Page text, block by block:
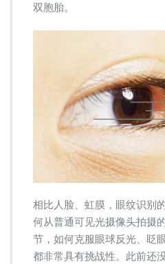
双胞胎。
相比人脸、虹膜，眼纹识别
何从普通可见光摄像头拍摄
节，如何克服眼球反光、眨
都非常具有挑战性。此前还